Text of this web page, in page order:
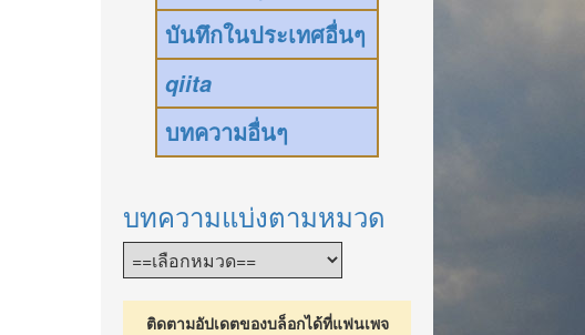
บันทึกในประเทศอื่นๆ
qiita
บทความอื่นๆ
บทความแบ่งตามหมวด
ติดตามอัปเดตของบล็อกได้ที่แฟนเพจ